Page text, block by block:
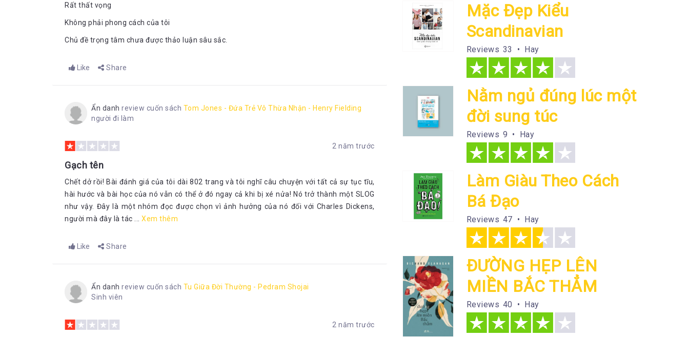
Rất thất vọng
Không phải phong cách của tôi
Chủ đề trọng tâm chưa được thảo luận sâu sắc.
Like Share
Ẩn danh review cuốn sách Tom Jones - Đứa Trẻ Vô Thừa Nhận - Henry Fielding
người đi làm
2 năm trước
Gạch tên
Chết dở rồi! Bài đánh giá của tôi dài 802 trang và tôi nghĩ câu chuyện với tất cả sự tục tĩu,
hài hước và bài học của nó vẫn có thể ở đó ngay cả khi bị xé nửa! Nó trở thành một SLOG
như vậy. Đây là một nhóm đọc được chọn vì ảnh hưởng của nó đối với Charles Dickens,
người mà đây là tác ...
Xem thêm
Like Share
Ẩn danh review cuốn sách Tu Giữa Đời Thường - Pedram Shojai
Sinh viên
2 năm trước
Mặc Đẹp Kiểu
Scandinavian
Reviews 33 • Hay
Nằm ngủ đúng lúc một
đời sung túc
Reviews 9 • Hay
Làm Giàu Theo Cách
Bá Đạo
Reviews 47 • Hay
ĐƯỜNG HẸP LÊN
MIỀN BẮC THẲM
Reviews 40 • Hay